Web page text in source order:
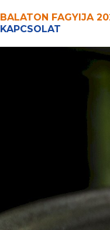
BALATON FAGYIJA
KAPCSOLAT